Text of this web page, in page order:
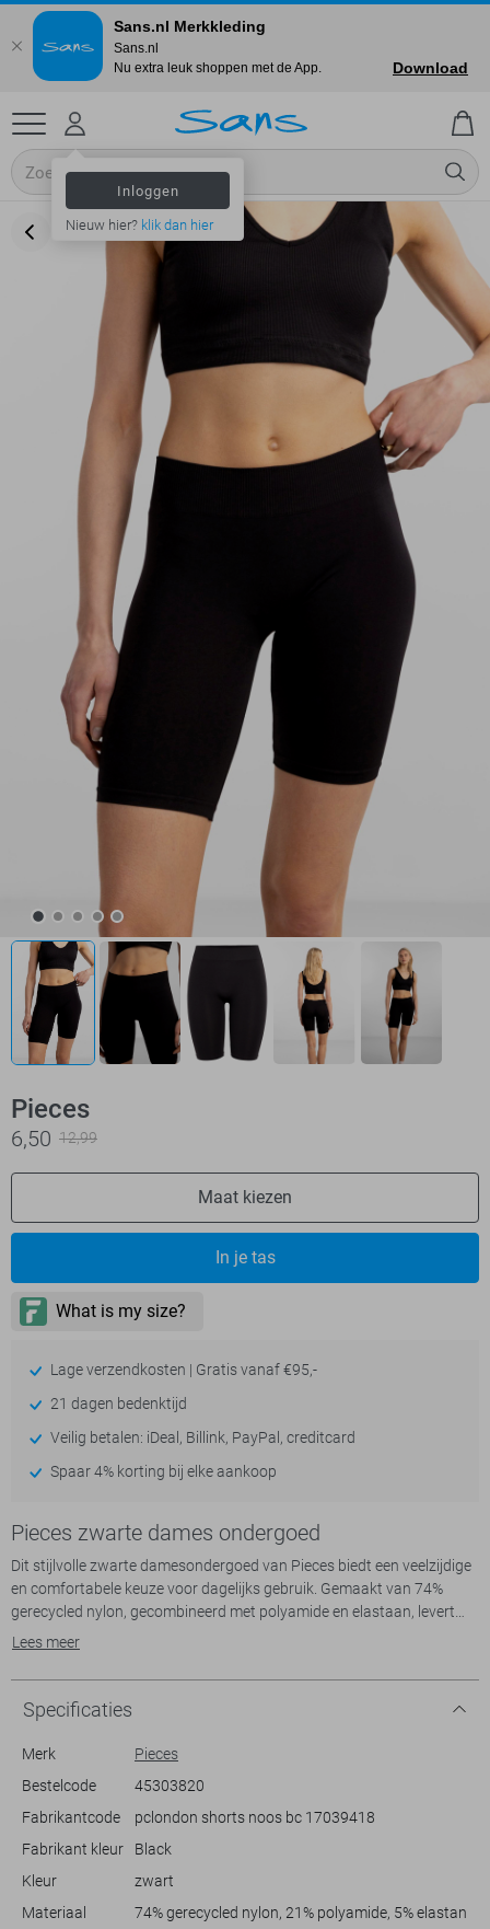
Inloggen
Nieuw hier? klik dan hier
Pieces
6,50 12,99
Maat kiezen
In je tas
Lage verzendkosten | Gratis vanaf €95,-
21 dagen bedenktijd
Veilig betalen: iDeal, Billink, PayPal, creditcard
Spaar 4% korting bij elke aankoop
Pieces zwarte dames ondergoed
Dit stijlvolle zwarte damesondergoed van Pieces biedt een veelzijdige
en comfortabele keuze voor dagelijks gebruik. Gemaakt van 74%
gerecycled nylon, gecombineerd met polyamide en elastaan, levert
het een zachte en flexibele pasvorm. De slim fit en de high waist
en stijlvolle uitstraling geeft. De elastische boord zonder sluiting biedt
extra comfort en flexibiliteit, waardoor het goed aansluit op je
lichaam.
Met zijn casual stijl is dit kledingstuk perfect geschikt voor
druk bezig bent met je dagelijkse activiteiten, dit ondergoed biedt
comfort zonder concessies te doen aan stijl. Daarnaast maakt de
duurzame materiaalkeuze het een verantwoorde keuze voor alle
Meer informatie:
Lees meer
Specificaties
Merk
Pieces
Bestelcode
45303820
Fabrikantcode
pclondon shorts noos bc 17039418
Fabrikant kleur
Black
Kleur
zwart
Materiaal
74% gerecycled nylon, 21% polyamide, 5% elastan
Sans.nl Merkkleding
Sans.nl
Nu extra leuk shoppen met de App.
Download